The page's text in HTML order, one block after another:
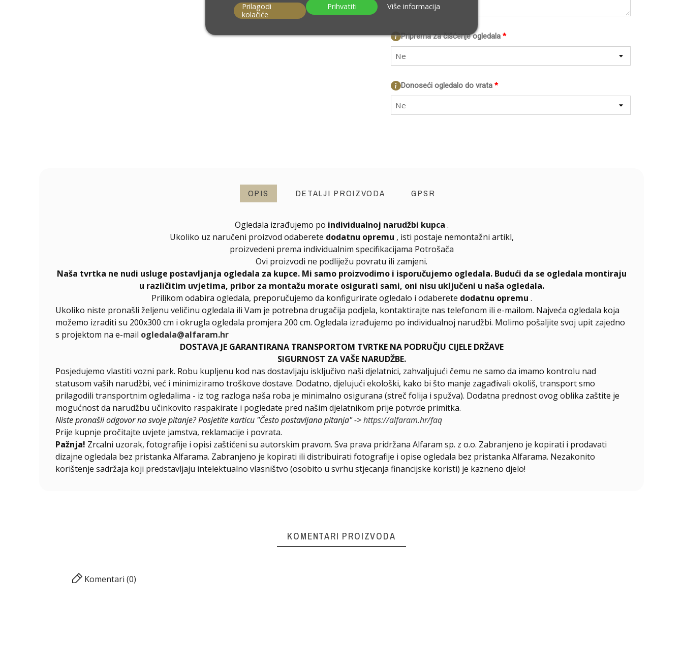
*
Priprema za čišćenje ogledala
Ne
*
Donoseći ogledalo do vrata
Ne
OPIS DETALJI PROIZVODA GPSR
Ogledala izrađujemo po individualnoj narudžbi kupca .
Ukoliko uz naručeni proizvod odaberete dodatnu opremu , isti postaje nemontažni artikl,
proizvedeni prema individualnim specifikacijama Potrošača
Ovi proizvodi ne podliježu povratu ili zamjeni.
Naša tvrtka ne nudi usluge postavljanja ogledala za kupce. Mi samo proizvodimo i isporučujemo ogledala. Budući da se ogledala montiraju
u različitim uvjetima, pribor za montažu morate osigurati sami, oni nisu uključeni u naša ogledala.
Prilikom odabira ogledala, preporučujemo da konfigurirate ogledalo i odaberete dodatnu opremu .
Ukoliko niste pronašli željenu veličinu ogledala ili Vam je potrebna drugačija podjela, kontaktirajte nas telefonom ili e-mailom. Najveća ogledala koja
možemo izraditi su 200x300 cm i okrugla ogledala promjera 200 cm. Ogledala izrađujemo po individualnoj narudžbi. Molimo pošaljite svoj upit zajedno
s projektom na e-mail ogledala@alfaram.hr
DOSTAVA JE GARANTIRANA TRANSPORTOM TVRTKE NA PODRUČJU CIJELE DRŽAVE
SIGURNOST ZA VAŠE NARUDŽBE.
Posjedujemo vlastiti vozni park. Robu kupljenu kod nas dostavljaju isključivo naši djelatnici, zahvaljujući čemu ne samo da imamo kontrolu nad
statusom vaših narudžbi, već i minimiziramo troškove dostave. Dodatno, djelujući ekološki, kako bi što manje zagađivali okoliš, transport smo
prilagodili transportnim ogledalima - iz tog razloga naša roba je minimalno osigurana (streč folija i spužva). Dodatna prednost ovog oblika zaštite je
mogućnost da narudžbu učinkovito raspakirate i pogledate pred našim djelatnikom prije potvrde primitka.
Niste pronašli odgovor na svoje pitanje? Posjetite karticu "Često postavljana pitanja" ->https://alfaram.hr/faq
Prije kupnje pročitajte uvjete jamstva, reklamacije i povrata.
Pažnja! Zrcalni uzorak, fotografije i opisi zaštićeni su autorskim pravom. Sva prava pridržana Alfaram sp. z o.o. Zabranjeno je kopirati i prodavati
dizajne ogledala bez pristanka Alfarama. Zabranjeno je kopirati ili distribuirati fotografije i opise ogledala bez pristanka Alfarama. Nezakonito
korištenje sadržaja koji predstavljaju intelektualno vlasništvo (osobito u svrhu stjecanja financijske koristi) je kazneno djelo!
KOMENTARI PROIZVODA
Komentari (0)
Više informacija
Prilagodi
kolačiće
Prihvatiti